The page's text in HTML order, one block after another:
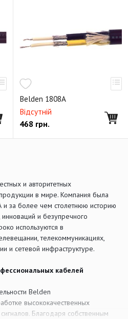
U 75 Ом
U 75 Ом
RG59/U 75 Ом
RG6/U 75 Ом
1080p
U 75 Ом
Cable
мультикор, 75 Ом
Belden 1808A
Відсутній
468 грн.
и авторитетных
в мире. Компания была
за более чем столетнюю историю
и безупречного
используются в
телекоммуникациях,
и сетевой инфраструктуре.
кабелей
Belden
высококачественных
Благодаря собственным